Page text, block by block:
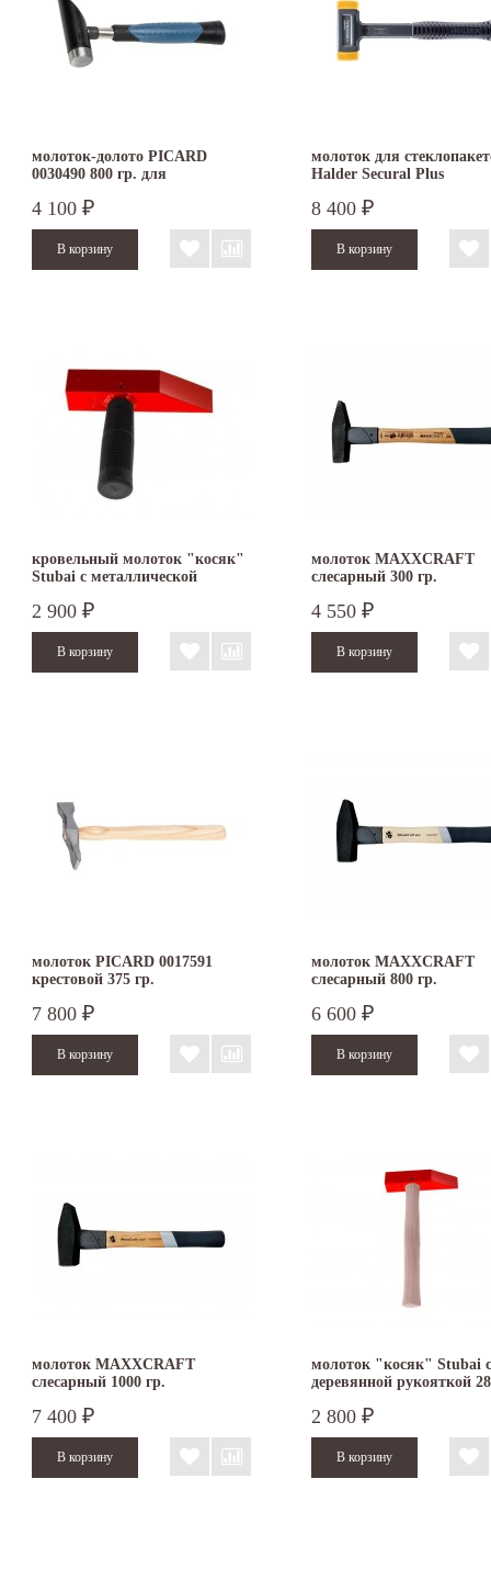
молоток-долото PICARD
0030490 800 гр. для
4 100 ₽
молоток для
Halder Secural Plus
3380.140
8 400 ₽
кровельный молоток "косяк"
Stubai с металлической
2 900 ₽
молоток MAXXCRAFT
слесарный 300 гр.
4 550 ₽
молоток PICARD 0017591
крестовой 375 гр.
7 800 ₽
молоток MAXXCRAFT
слесарный 800 гр.
6 600 ₽
молоток MAXXCRAFT
слесарный 1000 гр.
7 400 ₽
молоток "косяк" Stubai с
деревянной рукояткой
2 800 ₽